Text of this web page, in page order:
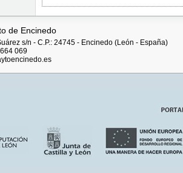
de Encinedo
s/n - C.P.: 24745 - Encinedo (León - España)
069